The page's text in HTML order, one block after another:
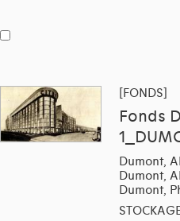
[FONDS]
Fonds
Dumont,
Dumont,
Dumont,